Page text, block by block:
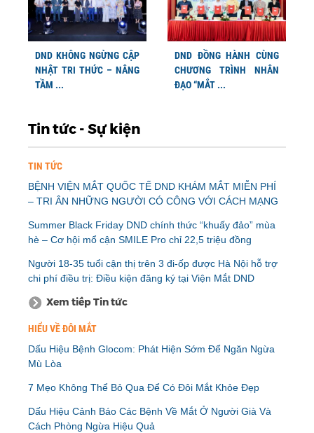
DND KHÔNG NGỪNG CẬP
NHẬT TRI THỨC – NÂNG
TẦM ...
DND ĐỒNG HÀNH CÙNG
CHƯƠNG TRÌNH NHÂN
ĐẠO “MẮT ...
Tin tức - Sự kiện
TIN TỨC
BỆNH VIỆN MẮT QUỐC TẾ DND KHÁM MẮT MIỄN PHÍ
– TRI ÂN NHỮNG NGƯỜI CÓ CÔNG VỚI CÁCH MẠNG
Summer Black Friday DND chính thức “khuấy đảo” mùa
hè – Cơ hội mổ cận SMILE Pro chỉ 22,5 triệu đồng
Người 18-35 tuổi cận thị trên 3 đi-ốp được Hà Nội hỗ trợ
chi phí điều trị: Điều kiện đăng ký tại Viện Mắt DND
Xem tiếp Tin tức
HIỂU VỀ ĐÔI MẮT
Dấu Hiệu Bệnh Glocom: Phát Hiện Sớm Để Ngăn Ngừa
Mù Lòa
7 Mẹo Không Thể Bỏ Qua Để Có Đôi Mắt Khỏe Đẹp
Dấu Hiệu Cảnh Báo Các Bệnh Về Mắt Ở Người Già Và
Cách Phòng Ngừa Hiệu Quả